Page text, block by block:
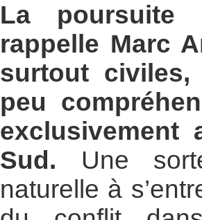
La poursuite
rappelle Marc
surtout
peu
exclusivement
Sud. Une
naturelle à